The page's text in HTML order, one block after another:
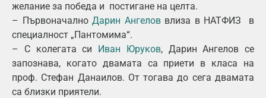
желание за победа и постигане на целта.
– Първоначално Дарин Ангеловвлиза в НАТФИЗ в
специалност „Пантомима“.
– С колегата си Иван Юруков, Дарин Ангелов се
запознава, когато двамата са приети в класа на
проф. Стефан Данаилов. От тогава до сега двамата
са близки приятели.